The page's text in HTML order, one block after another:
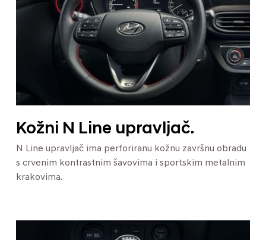
Kožni N Line upravljač.
N Line upravljač ima perforiranu kožnu završnu obradu
s crvenim kontrastnim šavovima i sportskim metalnim
krakovima.